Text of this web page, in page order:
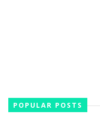
POPULAR POSTS